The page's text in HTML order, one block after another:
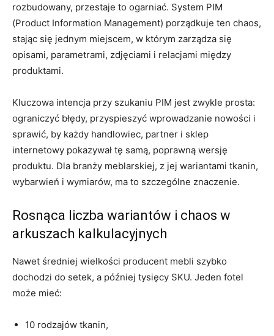
rozbudowany, przestaje to ogarniać. System PIM
(Product Information Management) porządkuje ten chaos,
stając się jednym miejscem, w którym zarządza się
opisami, parametrami, zdjęciami i relacjami między
produktami.
Kluczowa intencja przy szukaniu PIM jest zwykle prosta:
ograniczyć błędy, przyspieszyć wprowadzanie nowości i
sprawić, by każdy handlowiec, partner i sklep
internetowy pokazywał tę samą, poprawną wersję
produktu. Dla branży meblarskiej, z jej wariantami tkanin,
wybarwień i wymiarów, ma to szczególne znaczenie.
Rosnąca liczba wariantów i chaos w
arkuszach kalkulacyjnych
Nawet średniej wielkości producent mebli szybko
dochodzi do setek, a później tysięcy SKU. Jeden fotel
może mieć:
10 rodzajów tkanin,